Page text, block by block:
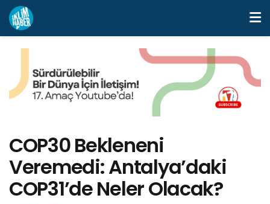
COP30 Bekleneni
Veremedi: Antalya’daki
COP31’de Neler Olacak?